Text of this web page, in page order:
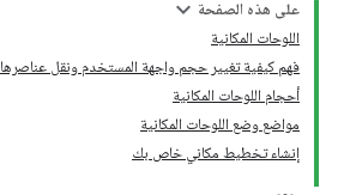
على هذه الصفحة
اللوحات المكانية
فهم كيفية تغيير حجم واجهة المستخدم ونقل عناصرها
أحجام اللوحات المكانية
مواضع وضع اللوحات المكانية
إنشاء تخطيط مكاني خاص بك